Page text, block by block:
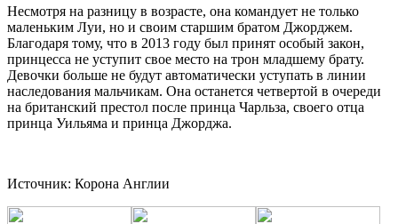
Несмотря на разницу в возрасте, она командует не только
маленьким Луи, но и своим старшим братом Джорджем.
Благодаря тому, что в 2013 году был принят особый закон,
принцесса не уступит свое место на трон младшему брату.
Девочки больше не будут автоматически уступать в линии
наследования мальчикам. Она останется четвертой в очереди
на британский престол после принца Чарльза, своего отца
принца Уильяма и принца Джорджа.
Источник: Корона Англии